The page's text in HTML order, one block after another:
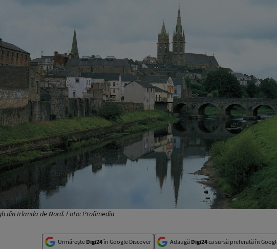
din Irlanda de Nord. Foto: Profimedia
Urmărește Digi24în Google Discover Adaugă Digi24ca sursă preferată în